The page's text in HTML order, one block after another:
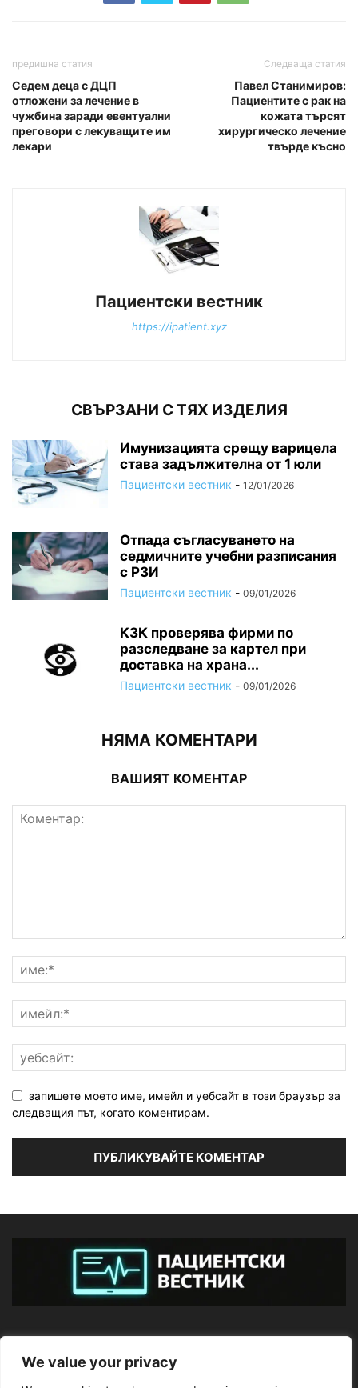
We value your privacy
предишна статия
Седем деца с ДЦП
отложени за лечение в
чужбина заради евентуални
преговори с лекуващите им
лекари
Следваща статия
Павел Станимиров:
Пациентите с рак на
кожата търсят
хирургическо лечение
твърде късно
Пациентски вестник
https://ipatient.xyz
СВЪРЗАНИ С ТЯХ ИЗДЕЛИЯ
Имунизацията срещу варицела
става задължителна от 1 юли
Пациентски вестник - 12/01/2026
Отпада съгласуването на
седмичните учебни разписания
с РЗИ
Пациентски вестник - 09/01/2026
КЗК проверява фирми по
разследване за картел при
доставка на храна...
Пациентски вестник - 09/01/2026
НЯМА КОМЕНТАРИ
ВАШИЯТ КОМЕНТАР
запишете моето име, имейл и уебсайт в този браузър за
следващия път, когато коментирам.